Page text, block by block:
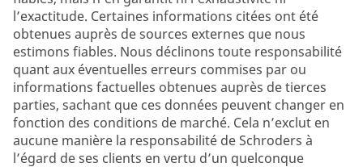
l’exactitude. Certaines informations citées ont été
obtenues auprès de sources externes que nous
estimons fiables. Nous déclinons toute responsabilité
quant aux éventuelles erreurs commises par ou
informations factuelles obtenues auprès de tierces
parties, sachant que ces données peuvent changer en
fonction des conditions de marché. Cela n’exclut en
aucune manière la responsabilité de Schroders à
l’égard de ses clients en vertu d’un quelconque